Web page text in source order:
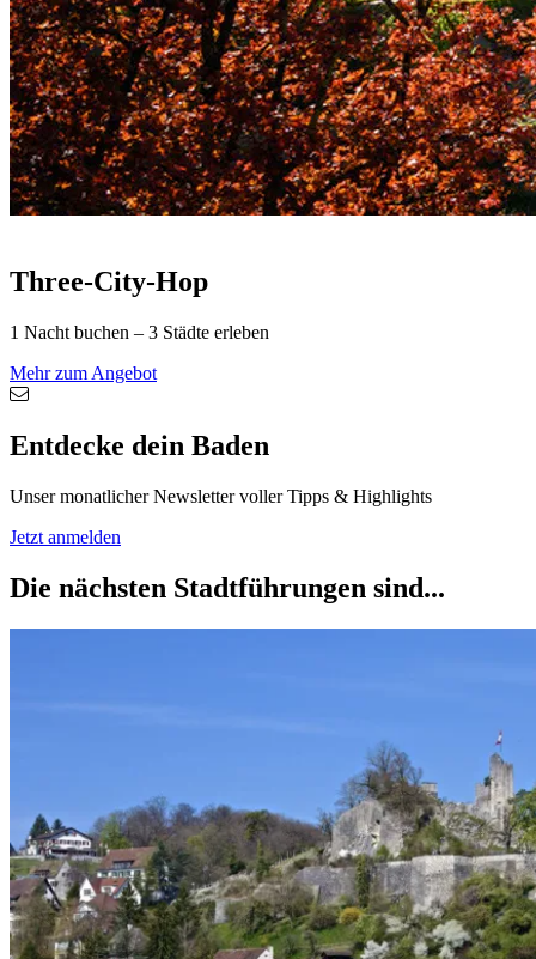
Three-City-Hop
1 Nacht buchen – 3 Städte erleben
Mehr zum Angebot
Entdecke dein Baden
Unser monatlicher Newsletter voller Tipps & Highlights
Jetzt anmelden
Die nächsten Stadtführungen sind...